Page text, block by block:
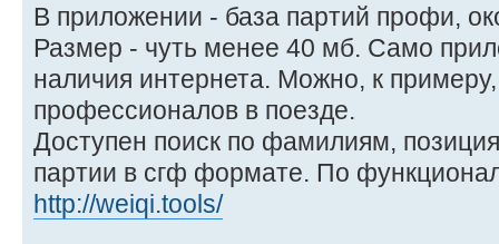
В приложении - база партий профи,
Размер - чуть менее 40 мб. Само
наличия интернета. Можно, к
профессионалов в поезде.
Доступен поиск по фамилиям,
партии в сгф формате. По
http://weiqi.tools/